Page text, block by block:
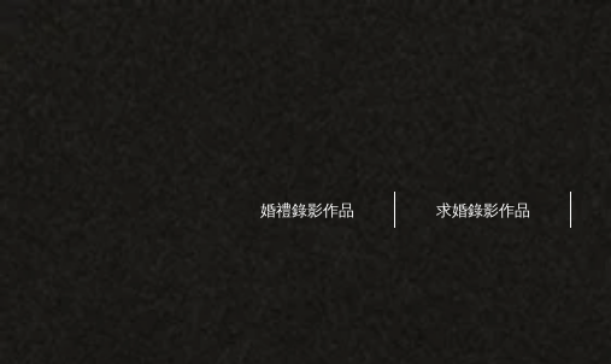
婚禮錄影作品 求婚錄影作品